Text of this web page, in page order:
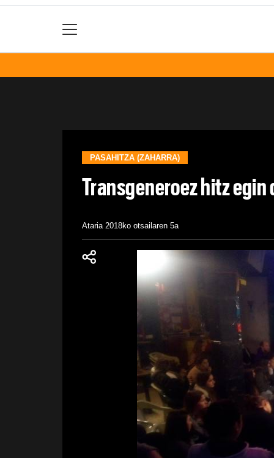
PASAHITZA (ZAHARRA)
Transgeneroez hitz egin
Ataria 2018ko otsailaren 5a